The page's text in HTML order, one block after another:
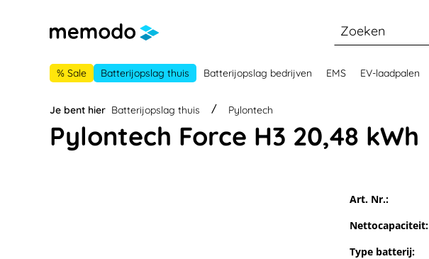
% Sale Batterijopslag thuis Batterijopslag bedrijven EMS EV-laadpalen
Je bent hier Batterijopslag thuis Pylontech
Pylontech Force H3 20,48 kWh
Art. Nr.:
Nettocapaciteit:
Type batterij: